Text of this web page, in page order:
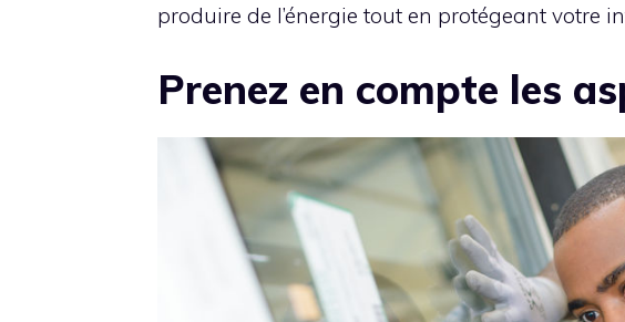
produire de l’énergie tout en protégeant votre
Prenez en compte les